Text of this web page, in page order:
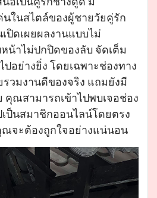
นในสไตล์ของผู้ชายวัยคู่รัก
ปิดเผยผลงานแบบไม่
น้าไม่ปกปิดของลับ จัดเต็ม
อย่างยิ่ง โดยเฉพาะช่องทาง
วมงานดีของจริง แถมยังมี
คุณสามารถเข้าไปพบเจอช่อง
ป็นสมาชิกออนไลน์โดยตรง
ณจะต้องถูกใจอย่างแน่นอน